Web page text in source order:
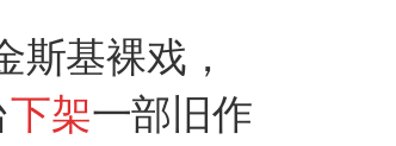
斯基裸戏，
下架一部旧作